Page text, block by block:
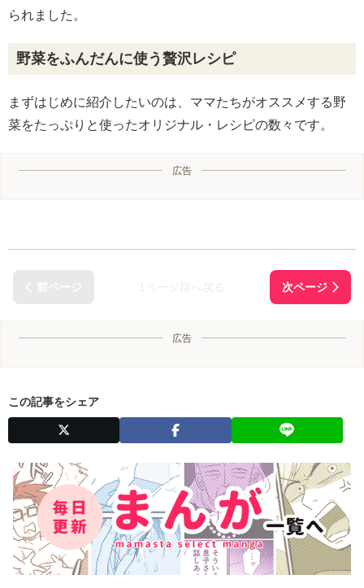
られました。
野菜をふんだんに使う贅沢レシピ
まずはじめに紹介したいのは、ママたちがオススメする野
菜をたっぷりと使ったオリジナル・レシピの数々です。
広告
広告
この記事をシェア